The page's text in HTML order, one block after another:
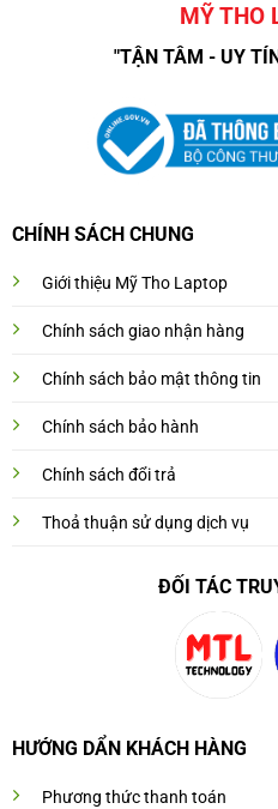
MỸ THO
"TẬN TÂM - UY
CHÍNH SÁCH CHUNG
Giới thiệu Mỹ Tho Laptop
Chính sách giao nhận hàng
Chính sách bảo mật thông tin
Chính sách bảo hành
Chính sách đổi trả
Thoả thuận sử dụng dịch vụ
ĐỐI TÁC
HƯỚNG DẨN KHÁCH HÀNG
Phương thức thanh toán